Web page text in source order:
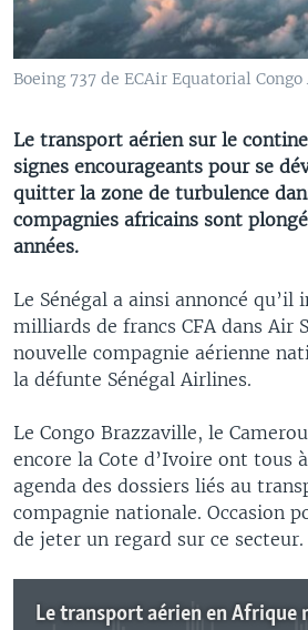
Boeing 737 de ECAir Equatorial
Le transport aérien sur le
signes encourageants pour se
quitter la zone de turbulence
compagnies africains sont
années.
Le Sénégal a ainsi annoncé qu’il
milliards de francs CFA dans Air
nouvelle compagnie aérienne
la défunte Sénégal Airlines.
Le Congo Brazzaville, le
encore la Cote d’Ivoire ont tous
agenda des dossiers liés au
compagnie nationale. Occasion
de jeter un regard sur ce secteur.